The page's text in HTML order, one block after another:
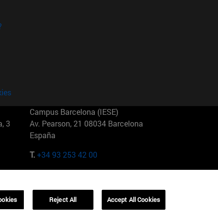
3
Campus Barcelona (IESE)
Av. Pearson, 21 08034 Barcelona
España
T.+34 93 253 42 00
01321001 Bela Vista Brasil
Reject All Accept All Cookies